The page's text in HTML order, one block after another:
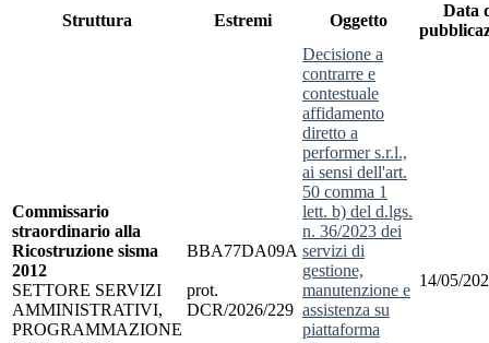
Struttura Estremi Oggetto
Data
Commissario
straordinario alla
Ricostruzione sisma
2012
SETTORE SERVIZI
AMMINISTRATIVI,
PROGRAMMAZIONE
BBA77DA09A
prot.
DCR/2026/229
decisione a
contrarre e
contestuale
affidamento
diretto a
performer s.r.l.,
ai sensi dell'art.
50 comma 1
lett. b) del d.lgs.
n. 36/2023 dei
servizi di
gestione,
manutenzione e
assistenza su
piattaforma
14/05/